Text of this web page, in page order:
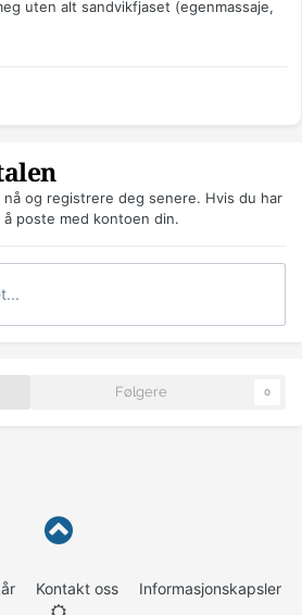
uten alt sandvikfjaset (egenmassaje,
og registrere deg senere. Hvis du har
å poste med kontoen din.
Følgere 0
Kontakt oss Informasjonskapsler